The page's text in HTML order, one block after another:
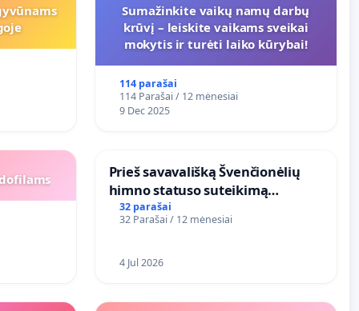
Sumažinkite vaikų namų darbų
krūvį – leiskite vaikams sveikai
mokytis ir turėti laiko kūrybai!
114 parašai
114 Parašai / 12 mėnesiai
9 Dec 2025
​Prieš savavališką Švenčionėlių
himno statuso suteikimą
atlikėjos Živilės dainai
32 parašai
32 Parašai / 12 mėnesiai
4 Jul 2026